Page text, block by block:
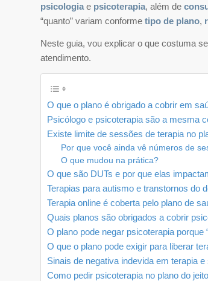
psicologia e psicoterapia, além de
“quanto” variam conforme tipo de plano,
Neste guia, vou explicar o que costuma
atendimento.
O que o plano é obrigado a cobrir em
Psicólogo e psicoterapia são a mesma
Existe limite de sessões de terapia no
Por que você ainda vê números de
O que mudou na prática?
O que são DUTs e por que elas
Terapias para autismo e transtornos do
Terapia online é coberta pelo plano de
Quais planos são obrigados a cobrir
O plano pode negar psicoterapia porque
O que o plano pode exigir para liberar
Sinais de negativa indevida em terapia
Como pedir psicoterapia no plano do